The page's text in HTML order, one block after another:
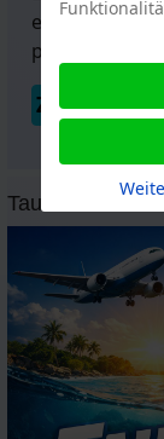
einem
persönlich zur
ZUM
Tauchreisen